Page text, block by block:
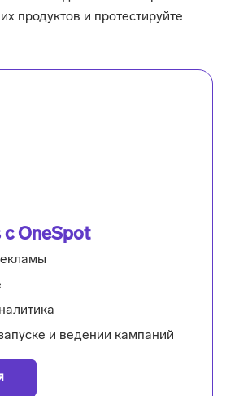
продуктов и протестируйте
с OneSpot
и ведении кампаний